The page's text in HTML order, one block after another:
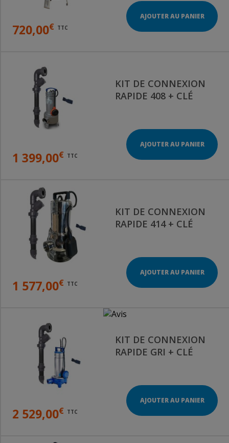
720,00€ TTC
AJOUTER AU PANIER
KIT DE CONNEXION
RAPIDE 408 + CLÉ
1 399,00€ TTC
AJOUTER AU PANIER
KIT DE CONNEXION
RAPIDE 414 + CLÉ
1 577,00€ TTC
AJOUTER AU PANIER
KIT DE CONNEXION
RAPIDE GRI + CLÉ
2 529,00€ TTC
AJOUTER AU PANIER